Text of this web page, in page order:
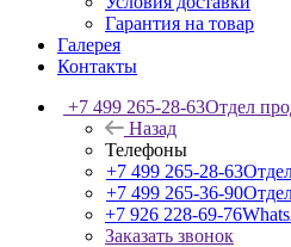
Гарантия на товар
Галерея
Контакты
+7 499 265-28-63Отдел
Назад
Телефоны
+7 499 265-28-63
+7 499 265-36-90
+7 926 228-69-76
Заказать звонок